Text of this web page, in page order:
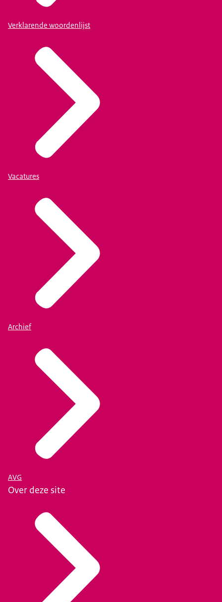
Verklarende woordenlijst
Vacatures
Archief
AVG
Over deze site